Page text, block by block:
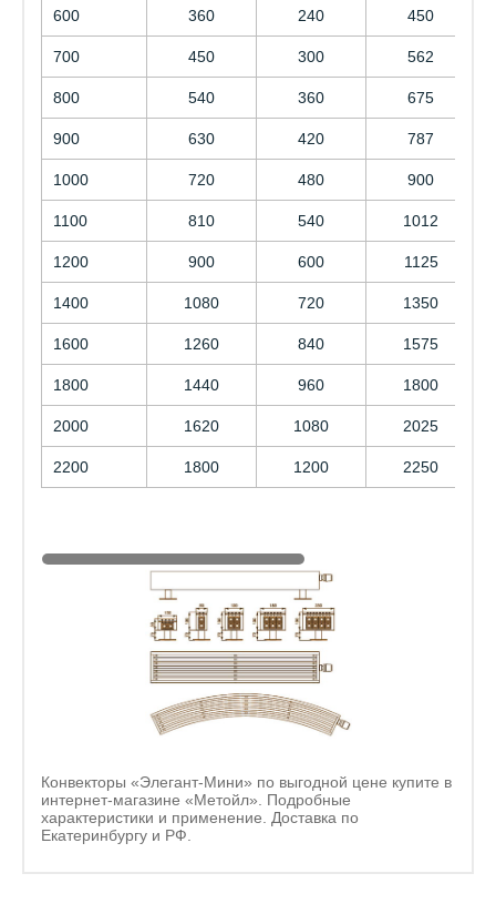
600 360 240 450
700 450 300 562
800 540 360 675
900 630 420 787
1000 720 480 900
1100 810 540 1012
1200 900 600 1125
1400 1080 720 1350
1600 1260 840 1575
1800 1440 960 1800
2000 1620 1080 2025
2200 1800 1200 2250
Конвекторы «Элегант-Мини» по выгодной цене купите в
интернет-магазине «Метойл». Подробные
характеристики и применение. Доставка по
Екатеринбургу и РФ.